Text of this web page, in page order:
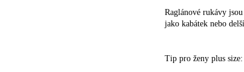
Raglánové rukávy
jako kabátek nebo
Tip pro ženy plus